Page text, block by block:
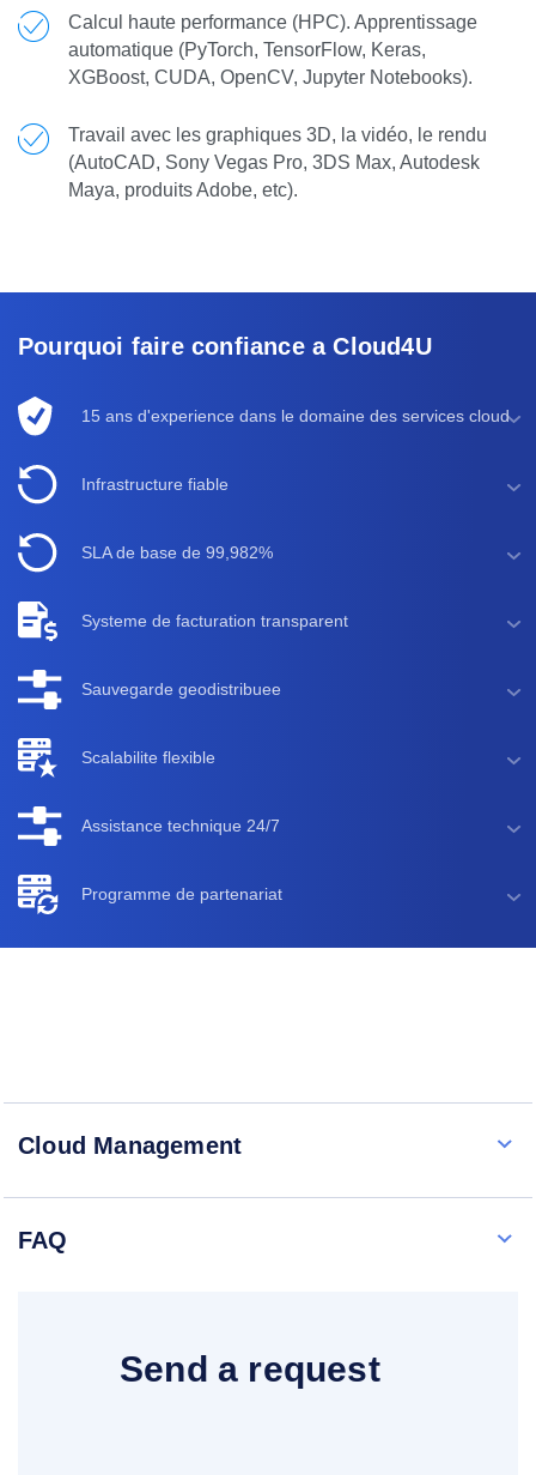
Calcul haute performance (HPC). Apprentissage
automatique (PyTorch, TensorFlow, Keras,
XGBoost, CUDA, OpenCV, Jupyter Notebooks).
Travail avec les graphiques 3D, la vidéo, le rendu
(AutoCAD, Sony Vegas Pro, 3DS Max, Autodesk
Maya, produits Adobe, etc).
Pourquoi faire confiance a Cloud4U
15 ans d'experience dans le domaine des services cloud
Infrastructure fiable
SLA de base de 99,982%
Systeme de facturation transparent
Sauvegarde geodistribuee
Scalabilite flexible
Assistance technique 24/7
Programme de partenariat
Cloud Management
FAQ
Send a request